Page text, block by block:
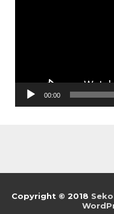
00:00
Copyright © 2018